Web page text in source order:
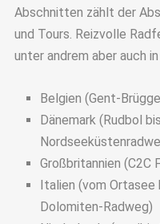
Abschnitten zählt der
und Tours. Reizvolle
unter andrem aber auch in
Belgien (Gent-
Dänemark (Rudbol
Großbritannien (C2C
Italien (vom Ortasee
Dolomiten-Radweg)